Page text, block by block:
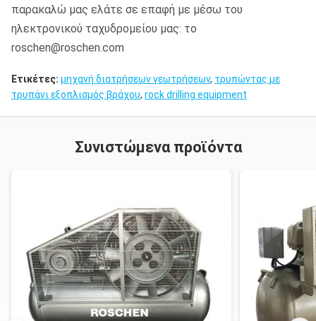
παρακαλώ μας ελάτε σε επαφή με μέσω του
ηλεκτρονικού ταχυδρομείου μας: το
roschen@roschen.com
Ετικέτες: μηχανή διατρήσεων γεωτρήσεων, τρυπώντας με
τρυπάνι εξοπλισμός βράχου, rock drilling equipment
Συνιστώμενα προϊόντα